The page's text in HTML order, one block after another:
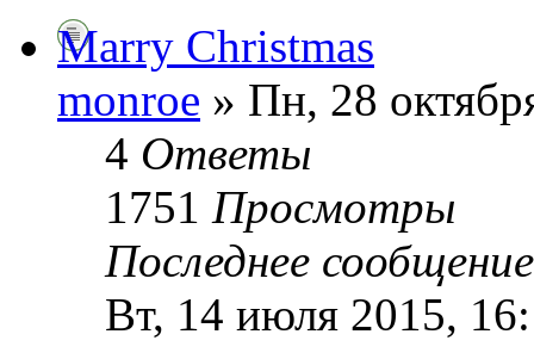
Marry Christmas
monroe » Пн, 28
4 Ответы
1751 Просмотры
Последнее
Вт, 14 июля 2015,